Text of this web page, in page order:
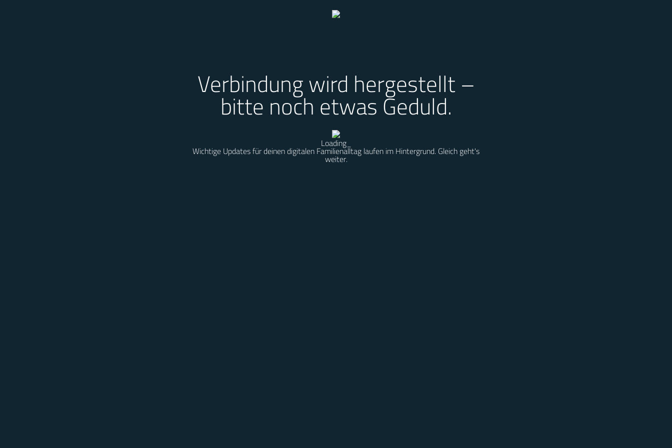
Verbindung wird hergestellt –
bitte noch etwas Geduld.
Loading_
Wichtige Updates für deinen digitalen Familienalltag laufen im Hintergrund. Gleich geht's
weiter.